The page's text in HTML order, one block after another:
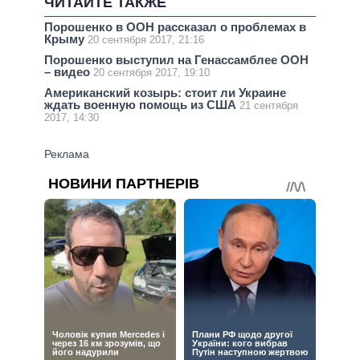
Порошенко в ООН рассказал о проблемах в
Крыму 20 сентября 2017, 21:16
Порошенко выступил на Генассамблее ООН
– видео 20 сентября 2017, 19:10
Американский козырь: стоит ли Украине
ждать военную помощь из США 21 сентября
2017, 14:30